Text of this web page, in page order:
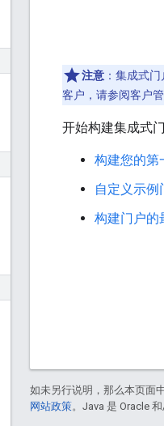
注意 ：集成式
客户，请参阅客户
开始构建集成式门
构建您的第
自定义示例
构建门户的
如未另行说明，那么本页面
网站政策。Java 是 Oracle